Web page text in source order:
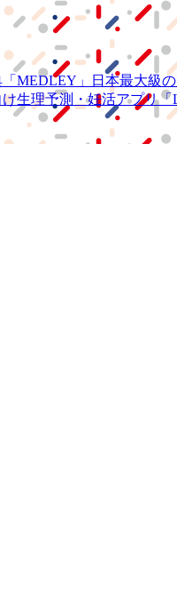
「MEDLEY」 日本最大級の
生理予測・妊活アプリ「